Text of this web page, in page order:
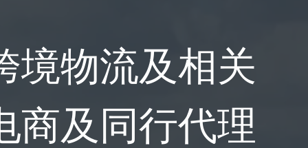
境物流及相关
商及同行代理